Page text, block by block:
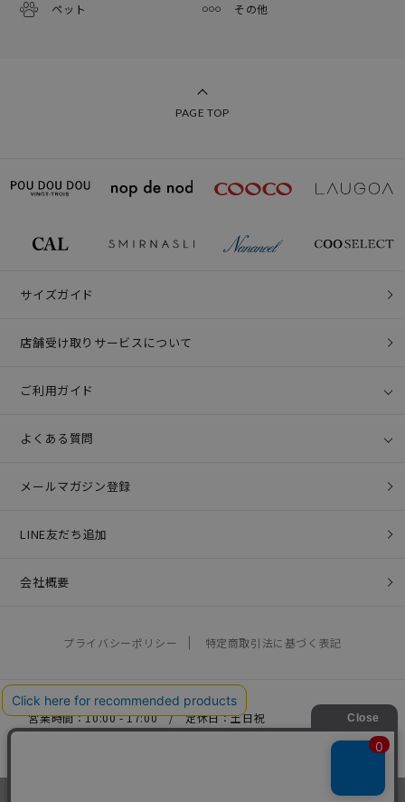
ペット その他
PAGE TOP
サイズガイド
店舗受け取りサービスについて
ご利用ガイド
よくある質問
メールマガジン登録
LINE友だち追加
会社概要
プライバシーポリシー 特定商取引法に基づく表記
営業時間：10:00 - 17:00 / 定休日：土日祝